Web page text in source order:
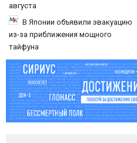
августа
В Японии объявили эвакуацию
из-за приближения мощного
тайфуна